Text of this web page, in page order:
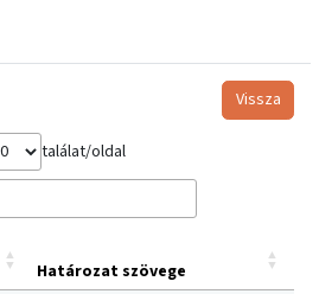
Vissza
találat/oldal
Határozat szövege